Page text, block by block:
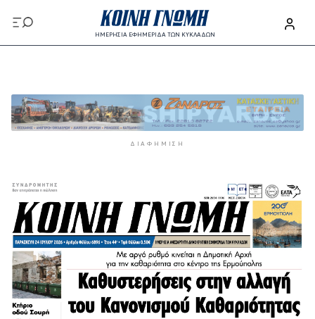
Παράκαμψη προς το κυρίως περιεχόμενο
ΗΜΕΡΗΣΙΑ ΕΦΗΜΕΡΙΔΑ ΤΩΝ ΚΥΚΛΑΔΩΝ
ΔΙΑΦΉΜΙΣΗ